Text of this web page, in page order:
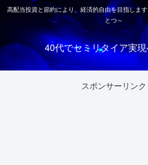
高配当投資と節約により、経済的自由を目指しま
とつ～
40代でセミリタイア実
スポンサーリンク